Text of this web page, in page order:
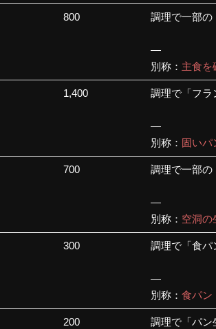
800 調理で一部の
—
別称： 主食を
1,400 調理で「フラ
—
別称： 固いパ
700 調理で一部の
—
別称： 空洞の
300 調理で「食パ
—
別称：食パン
200 調理で「パン